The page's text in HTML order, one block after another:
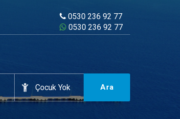
0530 236 92 77
0530 236 92 77
Ara